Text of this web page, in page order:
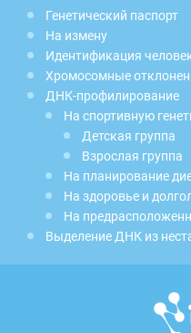
Генетический паспорт
На измену
Идентификация
Хромосомные
ДНК-профилирование
На спортивную
Детская группа
Взрослая группа
На планирование
На здоровье и
На
Выделение ДНК из